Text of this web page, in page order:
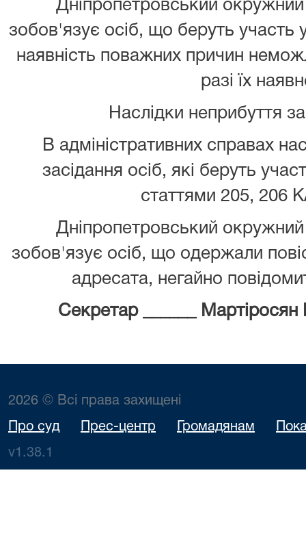
Дніпропетровський окружний
зобов'язує осіб, що беруть участь
наявність поважних причин
разі їх
Наслідки неприбуття
В адміністративних справах
засідання осіб, які беруть
статтями 205, 206
Дніпропетровський окружний
зобов'язує осіб, що одержали
адресата, негайно
Секретар ______ Мартіросян
2026 © Всі права захищені
Про суд Прес-центр Громадянам
v1.38.1